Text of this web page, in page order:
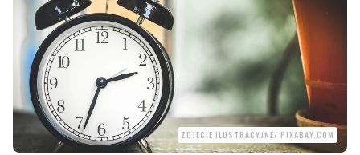
ZDJĘCIE ILUSTRACYJNE/ PIXABAY.COM